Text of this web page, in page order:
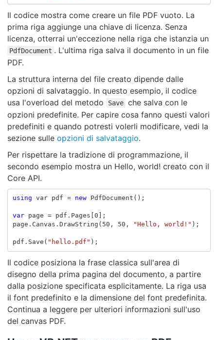
Il codice mostra come creare un file PDF vuoto. La
prima riga aggiunge una chiave di licenza. Senza
licenza, otterrai un'eccezione nella riga che istanzia un
PdfDocument . L'ultima riga salva il documento in un file
PDF.
La struttura interna del file creato dipende dalle
opzioni di salvataggio. In questo esempio, il codice
usa l'overload del metodo
Save che salva con le
opzioni predefinite. Per capire cosa fanno questi valori
predefiniti e quando potresti volerli modificare, vedi la
sezione sulle opzioni di salvataggio.
Per rispettare la tradizione di programmazione, il
secondo esempio mostra un Hello, world! creato con il
Core API.
using var pdf = new PdfDocument ();
var page = pdf . Pages 0 ];
page . Canvas . DrawString ( 50 , 50 , "Hello, world!" );
pdf . Save ( "hello.pdf" );
Il codice posiziona la frase classica sull'area di
disegno della prima pagina del documento, a partire
dalla posizione specificata esplicitamente. La riga usa
il font predefinito e la dimensione del font predefinita.
Continua a leggere per ulteriori informazioni sull'uso
del canvas PDF.